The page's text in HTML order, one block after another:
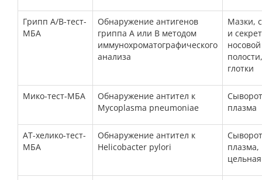
Грипп А/В-тест-
МБА
Обнаружение антигенов
гриппа А или В методом
иммунохроматографического
анализа
Мазки,
и
носовой
полости,
глотки
Мико-тест-МБА Обнаружение антител к
Mycoplasma pneumoniae
плазма
АТ-хелико-тест-
МБА
Обнаружение антител к
Helicobacter pylori
плазма,
ц